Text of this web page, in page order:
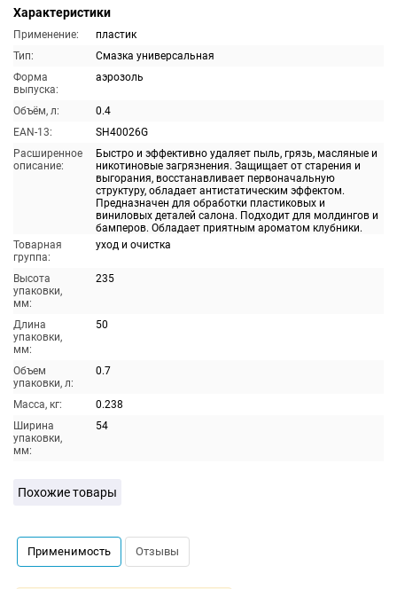
Характеристики
Применение:
пластик
Тип:
Смазка универсальная
Форма
выпуска:
аэрозоль
Объём, л:
0.4
EAN-13:
SH40026G
Расширенное
описание:
Быстро и эффективно удаляет пыль, грязь, масляные и
никотиновые загрязнения. Защищает от старения и
выгорания, восстанавливает первоначальную
структуру, обладает антистатическим эффектом.
Предназначен для обработки пластиковых и
виниловых деталей салона. Подходит для молдингов и
бамперов. Обладает приятным ароматом клубники.
Товарная
группа:
уход и очистка
Высота
упаковки,
мм:
235
Длина
упаковки,
мм:
50
Объем
упаковки, л:
0.7
Масса, кг:
0.238
Ширина
упаковки,
мм:
54
Похожие товары
Применимость Отзывы